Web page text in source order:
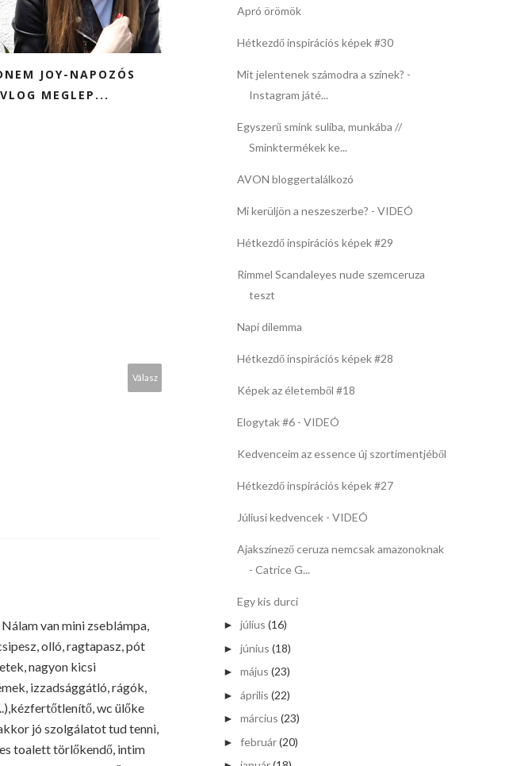
JOY-NAPOZÓS
MEGLEP...
Válasz
van mini zseblámpa,
olló, ragtapasz, pót
nagyon kicsi
izzadsággátló, rágók,
wc ülőke
jó szolgálatot tud tenni,
toalett törlőkendő, intim
Apró örömök
Hétkezdő inspirációs képek #30
Mit jelentenek számodra a színek? -
Instagram játé...
Egyszerű smink suliba, munkába //
Sminktermékek ke...
AVON bloggertalálkozó
Mi kerüljön a neszeszerbe? - VIDEÓ
Hétkezdő inspirációs képek #29
Rimmel Scandaleyes nude szemceruza
teszt
Napi dilemma
Hétkezdő inspirációs képek #28
Képek az életemből #18
Elogytak #6 - VIDEÓ
Kedvenceim az essence új szortimentjéből
Hétkezdő inspirációs képek #27
Júliusi kedvencek - VIDEÓ
Ajakszínező ceruza nemcsak amazonoknak
- Catrice G...
Egy kis durci
► július (16)
► június (18)
► május (23)
► április (22)
► március (23)
► február(20)